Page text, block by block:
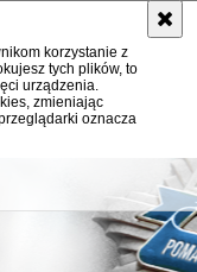
korzystanie z
tych plików, to
urządzenia.
zmieniając
oznacza